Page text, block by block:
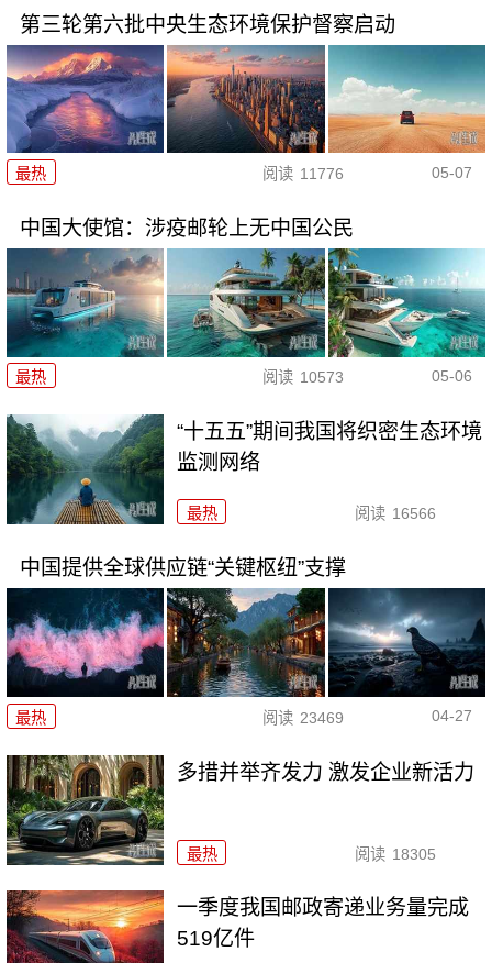
第三轮第六批中央生态环境保护督察启动
最热 阅读 11776 05-07
中国大使馆：涉疫邮轮上无中国公民
最热 阅读 10573 05-06
“十五五”期间我国将织密生态环境
监测网络
最热 阅读 16566
中国提供全球供应链“关键枢纽”支撑
最热 阅读 23469 04-27
多措并举齐发力 激发企业新活力
最热 阅读 18305
一季度我国邮政寄递业务量完成
519亿件